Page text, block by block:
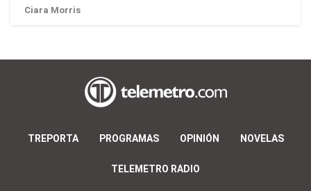
Ciara Morris
TREPORTA PROGRAMAS OPINIÓN NOVELAS
TELEMETRO RADIO